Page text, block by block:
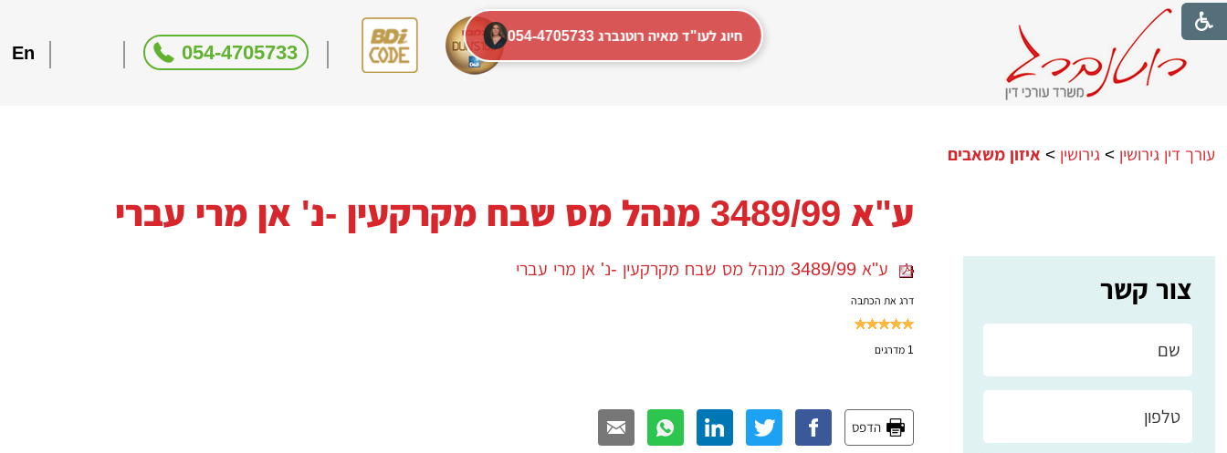
054-4705733
En
צור קשר
עורך דין גירושין > גירושין > איזון משאבים
ע"א 3489/99 מנהל מס שבח מקרקעין -נ' אן מרי עברי
ע"א 3489/99 מנהל מס שבח מקרקעין -נ' אן מרי עברי
דרג את הכתבה
1 מדרגים
הדפס
054-4705733 חיוג לעו"ד מאיה רוטנברג